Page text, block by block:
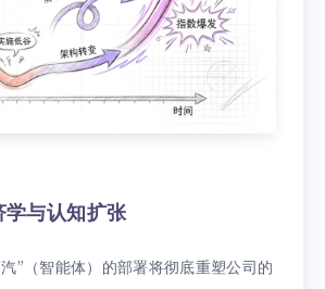
学与认知扩张
”（智能体）的部署将彻底重塑公司的